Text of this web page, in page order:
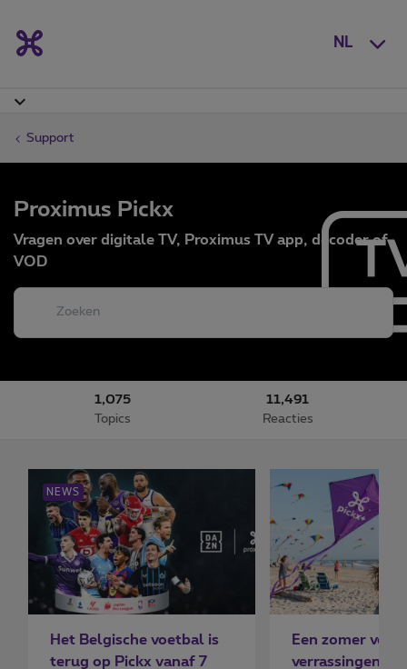
NL
Support
Proximus Pickx
Vragen over digitale TV, Proximus TV app, decoder of
VOD
1,075
Topics
11,491
Reacties
NEWS
Het Belgische voetbal is
terug op Pickx vanaf 7
Een zomer vol
verrassingen bij